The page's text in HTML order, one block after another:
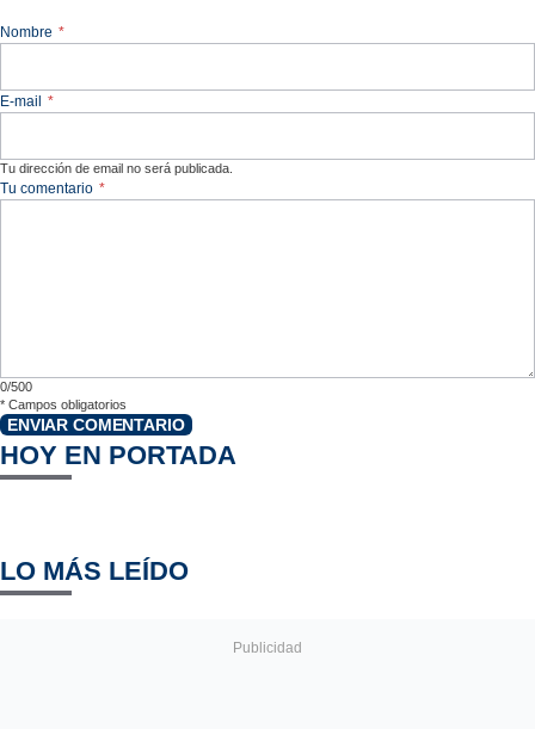
Nombre *
E-mail *
Tu dirección de email no será publicada.
Tu comentario *
0/500
* Campos obligatorios
ENVIAR COMENTARIO
HOY EN PORTADA
LO MÁS LEÍDO